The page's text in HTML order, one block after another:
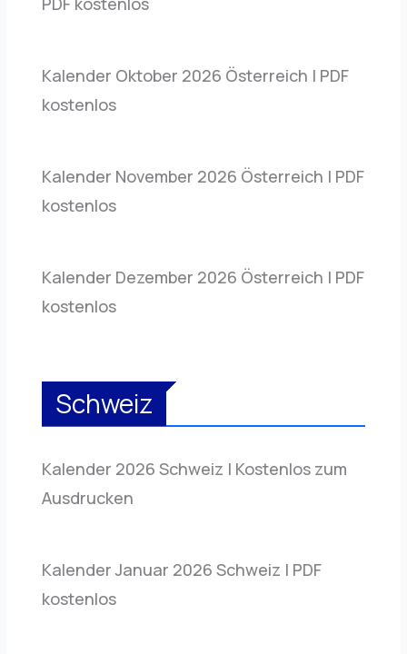
Kalender Oktober 2026 Österreich | PDF
kostenlos
Kalender November 2026 Österreich | PDF
kostenlos
Kalender Dezember 2026 Österreich | PDF
kostenlos
Schweiz
Kalender 2026 Schweiz | Kostenlos zum
Ausdrucken
Kalender Januar 2026 Schweiz | PDF
kostenlos